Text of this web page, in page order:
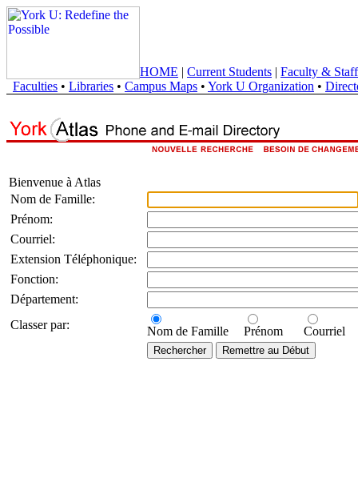
HOME | Current Students | Faculty & Staff
Faculties • Libraries • Campus Maps • York U Organization •
Bienvenue à Atlas
Nom de Famille:
Prénom:
Courriel:
Extension Téléphonique:
Fonction:
Département:
Classer par:
Nom de Famille Prénom Courriel